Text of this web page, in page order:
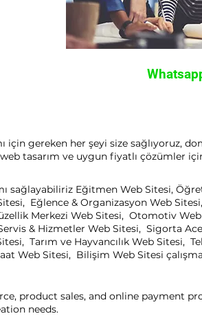
için gereken her şeyi size sağlıyoruz,
tasarım ve uygun fiyatlı çözümler
sağlayabiliriz Eğitmen Web Sitesi,
Eğlence & Organizasyon Web
Merkezi Web Sitesi, Otomotiv
& Hizmetler Web Sitesi, Sigorta
Tarım ve Hayvancılık Web Sitesi,
Web Sitesi, Bilişim Web Sitesi
product sales, and online payment
needs.